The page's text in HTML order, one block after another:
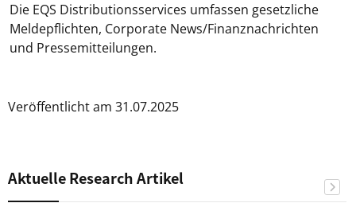
Die EQS Distributionsservices umfassen gesetzliche
Meldepflichten, Corporate News/Finanznachrichten
und Pressemitteilungen.
Veröffentlicht am 31.07.2025
Aktuelle Research Artikel